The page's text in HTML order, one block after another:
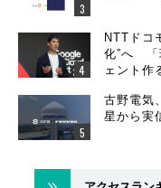
NTTドコ
化”へ 「
ェント作
古野電気
星から実